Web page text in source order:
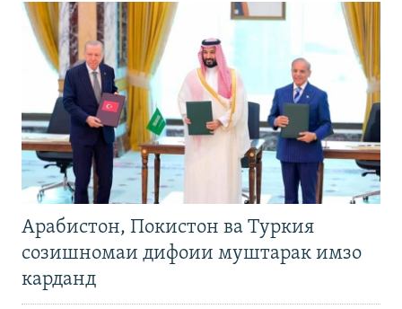
Арабистон, Покистон ва Туркия
созишномаи дифоии муштарак имзо
карданд